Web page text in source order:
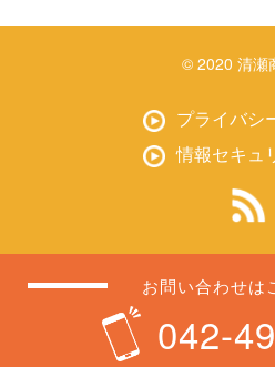
© 2020 清瀬
プライバシ
情報セキュ
お問い合わせは
042-